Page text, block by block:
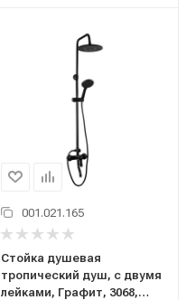
001.021.165
Стойка душевая
тропический душ, с двумя
лейками, Графит, 3068,